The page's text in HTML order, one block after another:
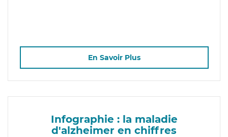
En Savoir Plus
Infographie : la maladie
d'alzheimer en chiffres